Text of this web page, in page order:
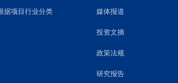
据项目行业分类 媒体报道
投资文摘
政策法规
研究报告